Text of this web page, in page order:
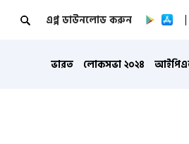
এপ্প ডাউনলোড করুন
ভারত লোকসভা ২০২৪